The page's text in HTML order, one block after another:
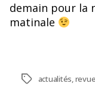
demain pour la
matinale
Étiquettes
actualités,